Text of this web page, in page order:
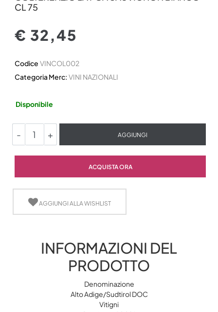
CL 75
€ 32,45
Codice VINCOL002
Categoria Merc: VINI NAZIONALI
Disponibile
AGGIUNGI
ACQUISTA ORA
AGGIUNGI ALLA WISHLIST
INFORMAZIONI DEL
PRODOTTO
Denominazione
Alto Adige/Sudtirol DOC
Vitigni